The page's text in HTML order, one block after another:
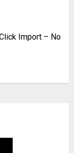
Import – No